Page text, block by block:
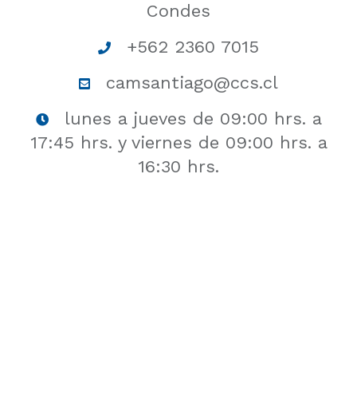
Condes
+562 2360 7015
camsantiago@ccs.cl
lunes a jueves de 09:00 hrs. a
17:45 hrs. y viernes de 09:00 hrs. a
16:30 hrs.